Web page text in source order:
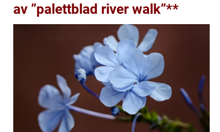
av ”palettblad river walk”**